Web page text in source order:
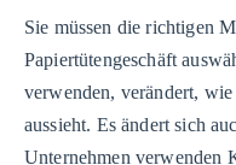
Sie müssen die richtigen
Papiertütengeschäft
verwenden, verändert,
aussieht. Es ändert sich
Unternehmen verwenden